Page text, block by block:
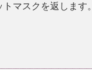
マスクを返します。